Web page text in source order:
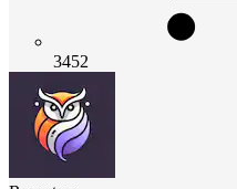
3452